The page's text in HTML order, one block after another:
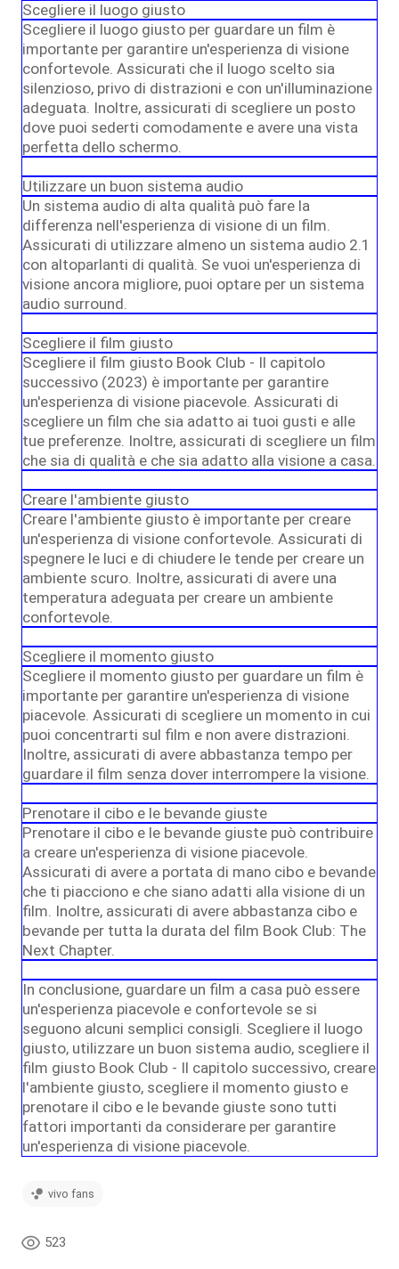
Scegliere il luogo giusto
Scegliere il luogo giusto per guardare un film è
importante per garantire un'esperienza di visione
confortevole. Assicurati che il luogo scelto sia
silenzioso, privo di distrazioni e con un'illuminazione
adeguata. Inoltre, assicurati di scegliere un posto
dove puoi sederti comodamente e avere una vista
perfetta dello schermo.
Utilizzare un buon sistema audio
Un sistema audio di alta qualità può fare la
differenza nell'esperienza di visione di un film.
Assicurati di utilizzare almeno un sistema audio 2.1
con altoparlanti di qualità. Se vuoi un'esperienza di
visione ancora migliore, puoi optare per un sistema
audio surround.
Scegliere il film giusto
Scegliere il film giusto Book Club - Il capitolo
successivo (2023) è importante per garantire
un'esperienza di visione piacevole. Assicurati di
scegliere un film che sia adatto ai tuoi gusti e alle
tue preferenze. Inoltre, assicurati di scegliere un film
che sia di qualità e che sia adatto alla visione a casa.
Creare l'ambiente giusto
Creare l'ambiente giusto è importante per creare
un'esperienza di visione confortevole. Assicurati di
spegnere le luci e di chiudere le tende per creare un
ambiente scuro. Inoltre, assicurati di avere una
temperatura adeguata per creare un ambiente
confortevole.
Scegliere il momento giusto
Scegliere il momento giusto per guardare un film è
importante per garantire un'esperienza di visione
piacevole. Assicurati di scegliere un momento in cui
puoi concentrarti sul film e non avere distrazioni.
Inoltre, assicurati di avere abbastanza tempo per
guardare il film senza dover interrompere la visione.
Prenotare il cibo e le bevande giuste
Prenotare il cibo e le bevande giuste può contribuire
a creare un'esperienza di visione piacevole.
Assicurati di avere a portata di mano cibo e bevande
che ti piacciono e che siano adatti alla visione di un
film. Inoltre, assicurati di avere abbastanza cibo e
bevande per tutta la durata del film Book Club: The
Next Chapter.
In conclusione, guardare un film a casa può essere
un'esperienza piacevole e confortevole se si
seguono alcuni semplici consigli. Scegliere il luogo
giusto, utilizzare un buon sistema audio, scegliere il
film giusto Book Club - Il capitolo successivo, creare
l'ambiente giusto, scegliere il momento giusto e
prenotare il cibo e le bevande giuste sono tutti
fattori importanti da considerare per garantire
un'esperienza di visione piacevole.
vivo fans
523